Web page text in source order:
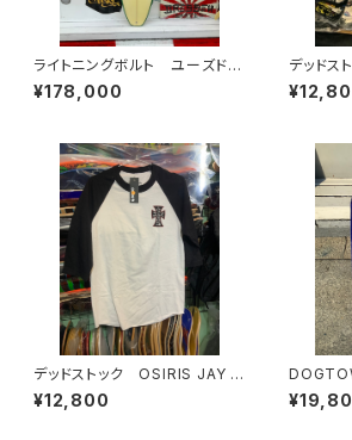
ライトニングボルト ユーズド
新中古 サーフボード ショー
トボード
¥178,000
デッド
DAMS
デッドストック OSIRIS JAY A
DAMS
¥12,800
N
ウン エ